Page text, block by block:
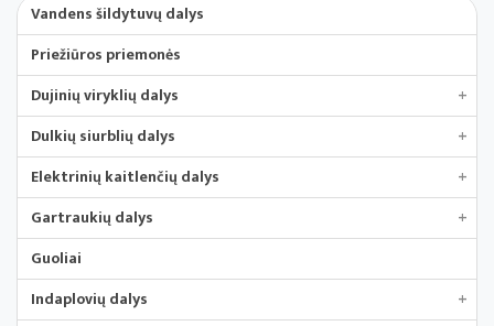
Vandens šildytuvų dalys
Priežiūros priemonės
Dujinių viryklių dalys
+
Dulkių siurblių dalys
+
Elektrinių kaitlenčių dalys
+
Gartraukių dalys
+
Guoliai
Indaplovių dalys
+